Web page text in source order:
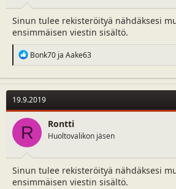
Sinun tulee rekisteröityä nähdäksesi
ensimmäisen viestin sisältö.
R
e
c
t
i
o
n
s
Bonk70 ja Aake63
19.9.2019
R Rontti
Huoltovalikon jäsen
Sinun tulee rekisteröityä nähdäksesi
ensimmäisen viestin sisältö.